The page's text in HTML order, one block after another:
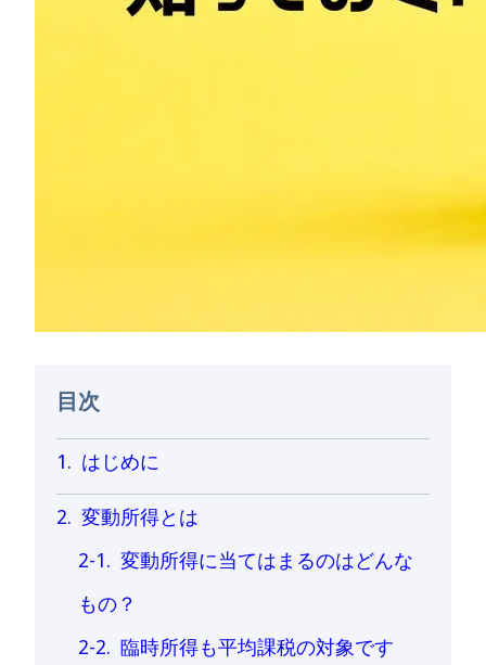
目次
はじめに
変動所得とは
変動所得に当てはまるのはどんな
もの？
臨時所得も平均課税の対象です